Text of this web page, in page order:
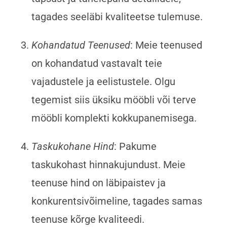
tagades seeläbi kvaliteetse tulemuse.
Kohandatud Teenused: Meie teenused
on kohandatud vastavalt teie
vajadustele ja eelistustele. Olgu
tegemist siis üksiku mööbli või terve
mööbli komplekti kokkupanemisega.
Taskukohane Hind: Pakume
taskukohast hinnakujundust. Meie
teenuse hind on läbipaistev ja
konkurentsivõimeline, tagades samas
teenuse kõrge kvaliteedi.